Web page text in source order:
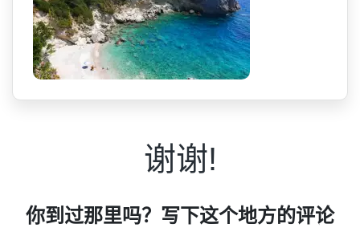
谢谢!
你到过那里吗？写下这个地方的评论